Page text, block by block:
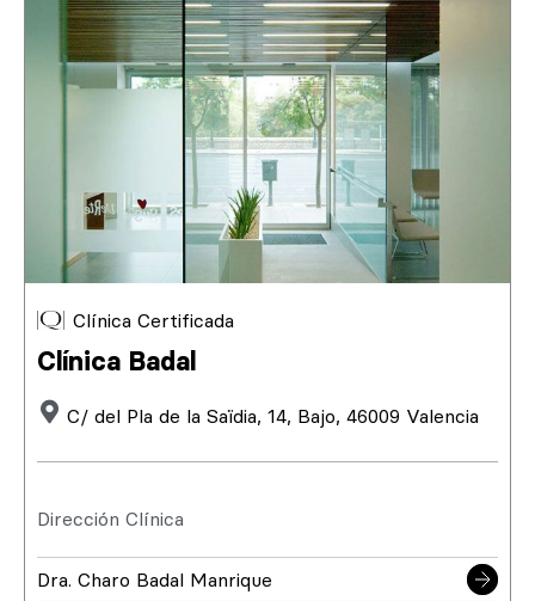
Clínica Certificada
Clínica Badal
C/ del Pla de la Saïdia, 14, Bajo, 46009 Valencia
Dirección Clínica
Dra. Charo Badal Manrique